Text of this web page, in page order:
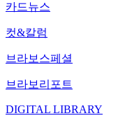
카드뉴스
컷&칼럼
브라보스페셜
브라보리포트
DIGITAL LIBRARY